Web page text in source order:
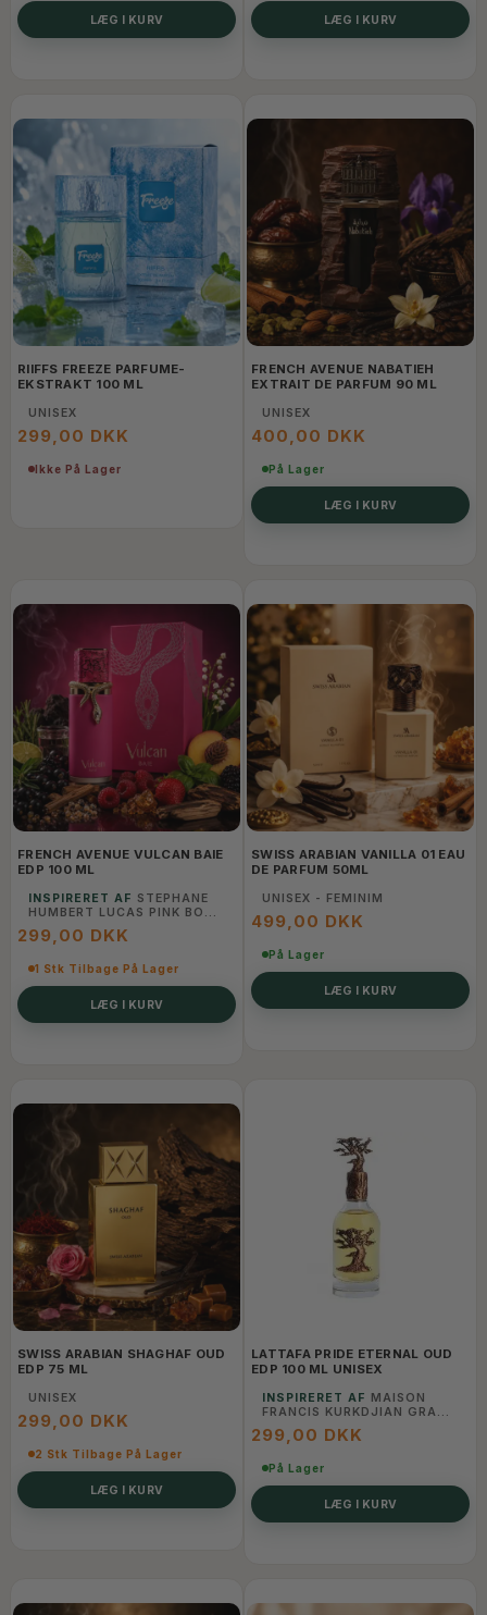
LÆG I KURV LÆG I KURV
RIIFFS FREEZE PARFUME-
EKSTRAKT 100 ML
UNISEX
299,00 DKK
Ikke På Lager
FRENCH AVENUE NABATIEH
EXTRAIT DE PARFUM 90 ML
UNISEX
400,00 DKK
På Lager
LÆG I KURV
FRENCH AVENUE VULCAN BAIE
EDP 100 ML
INSPIRERET AF STEPHANE
HUMBERT LUCAS PINK BOA -
UNISEX
299,00 DKK
1 Stk Tilbage På Lager
LÆG I KURV
SWISS ARABIAN VANILLA 01 EAU
DE PARFUM 50ML
UNISEX - FEMINIM
499,00 DKK
På Lager
LÆG I KURV
SWISS ARABIAN SHAGHAF OUD
EDP 75 ML
UNISEX
299,00 DKK
2 Stk Tilbage På Lager
LÆG I KURV
LATTAFA PRIDE ETERNAL OUD
EDP 100 ML UNISEX
INSPIRERET AF MAISON
FRANCIS KURKDJIAN GRAND
SOIR,
299,00 DKK
På Lager
LÆG I KURV